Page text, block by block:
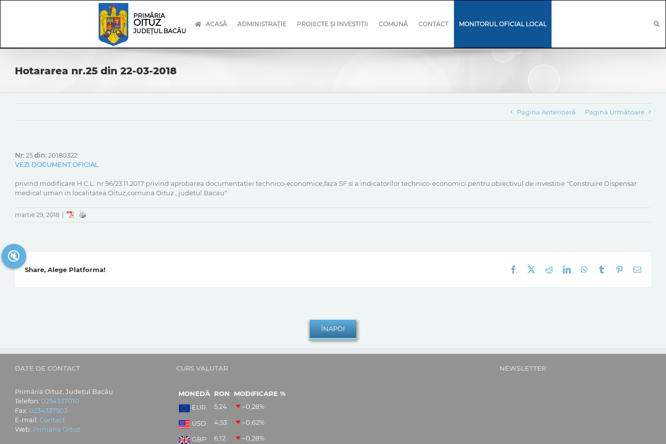
PRIMĂRIA
OITUZ
JUDEȚUL BACĂU
ACASĂ ADMINISTRAȚIE PROIECTE ȘI INVESTIȚII COMUNĂ CONTACT MONITORUL OFICIAL LOCAL
Hotararea nr.25 din 22-03-2018
Pagina Anterioară Pagina Următoare
Nr:25din:20180322
VEZI DOCUMENT OFICIAL
privind modificare H.C.L. nr.96/23.11.2017 privind aprobarea documentatiei technico-economice,faza SF si a indicatorilor technico-economici pentru obiectivul de investitie "Construire Dispensar
medical uman in localitatea Oituz,comuna Oituz , judetul Bacau"
martie 29, 2018
Share, Alege Platforma! Facebook RedditLinkedInWhatsApp
Tumblr Pinterest
E-
DATE DE CONTACT
Primăria Oituz, Județul Bacău
Telefon: 0234337010
Fax: 0234337503
E-mail: Contact
Web: Primăria Oituz
CURS VALUTAR
MONEDĂ RON
MODIFICARE %
EUR
5,24 –0,28%
USD 4,53 –0,62%
GBP 6,12 –0,28%
NEWSLETTER
🔇